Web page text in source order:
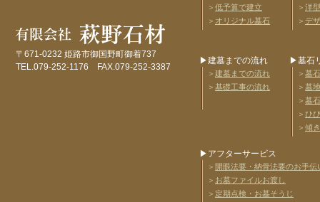
〒671-0232 姫路市御国野町御着737
TEL.079-252-1176 FAX.079-252-3387
＞ 低予算で建立
＞ オリジナル墓石
＞ 洋
＞ デ
▶建墓までの流れ
＞ 建墓までの流れ
＞ 基礎工事の流れ
▶墓石
＞ 墓
＞ 墓
＞ 墓
＞ ひ
＞ 傾
▶アフターサービス
＞ 開眼法要・納骨法要のお手伝
＞ お墓ファイルお渡し
＞ 定期点検・お墓そうじ